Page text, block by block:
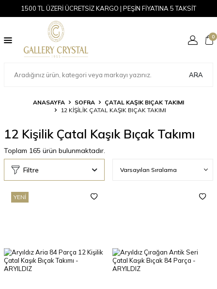
1500 TL ÜZERİ ÜCRETSİZ KARGO | PEŞİN FİYATINA 5 TAKSİT
ARA
0
ANASAYFA SOFRA
ÇATAL KAŞIK BIÇAK TAKIMI
12 KIŞILIK ÇATAL KAŞIK BIÇAK TAKIMI
12 Kişilik Çatal Kaşık Bıçak Takımı
Toplam 165 ürün bulunmaktadır.
Filtre
YENI